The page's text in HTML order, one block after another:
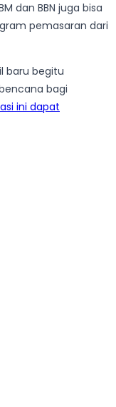
dan BBN juga bisa
pemasaran dari
baru begitu
bagi
ini dapat